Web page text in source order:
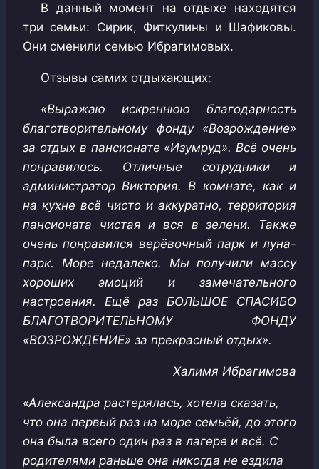
В данный момент на отдыхе находятся
три семьи: Сирик, Фиткулины и Шафиковы.
Они сменили семью Ибрагимовых.
Отзывы самих отдыхающих:
«Выражаю искреннюю благодарность
благотворительному фонду «Возрождение»
за отдых в пансионате «Изумруд». Всё очень
понравилось. Отличные сотрудники и
администратор Виктория. В комнате, как и
на кухне всё чисто и аккуратно, территория
пансионата чистая и вся в зелени. Также
очень понравился верёвочный парк и луна-
парк. Море недалеко. Мы получили массу
хороших эмоций и замечательного
настроения. Ещё раз БОЛЬШОЕ СПАСИБО
БЛАГОТВОРИТЕЛЬНОМУ ФОНДУ
«ВОЗРОЖДЕНИЕ» за прекрасный отдых».
Халимя Ибрагимова
«Александра растерялась, хотела сказать,
что она первый раз на море семьёй, до этого
она была всего один раз в лагере и всё. С
родителями раньше она никогда не ездила